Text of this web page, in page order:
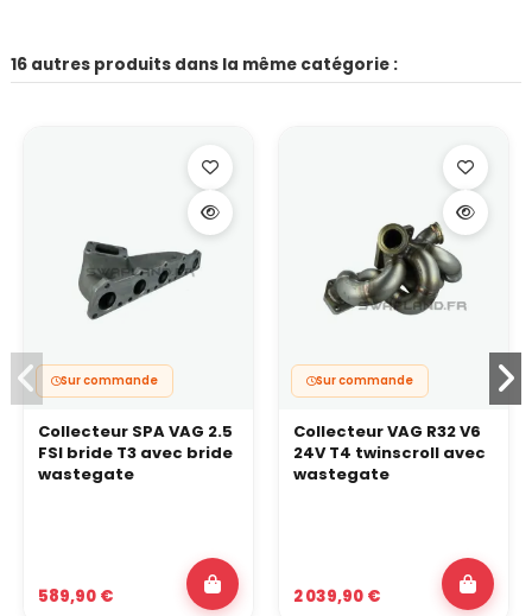
16 autres produits dans la même catégorie :
Sur commande
Collecteur SPA VAG 2.5
FSI bride T3 avec bride
wastegate
589,90 €
Sur commande
Collecteur VAG R32 V6
24V T4 twinscroll avec
wastegate
2 039,90 €